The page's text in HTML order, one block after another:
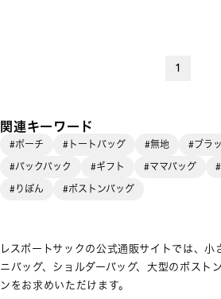
1
関連キーワード
#ポーチ #トートバッグ #無地 #ブラ
#バックパック
#ギフト #ママバッグ
#りぼん
#ボストンバッグ
レスポートサックの公式通販サイトでは、小
ニバッグ、ショルダーバッグ、大型のボスト
ンをお求めいただけます。